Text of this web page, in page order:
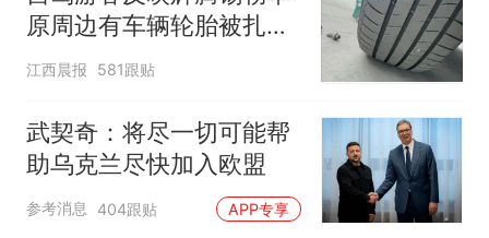
原周边有车辆轮胎被扎，
修理店铺换胎价格高达千
江西晨报 581跟贴
武契奇：将尽一切可能帮
助乌克兰尽快加入欧盟
参考消息 404跟贴 APP专享